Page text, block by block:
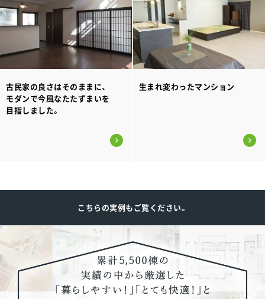
古民家の良さはそのままに、
モダンで今風なたたずまいを
目指しました。
生まれ変わったマンション
こちらの実例もご覧ください。